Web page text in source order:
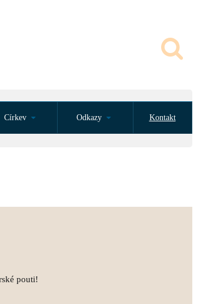
Církev Odkazy Kontakt
pouti!